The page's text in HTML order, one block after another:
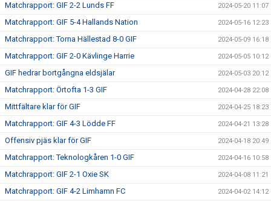
Matchrapport: GIF 2-2 Lunds FF 2024-05-20 11:07
Matchrapport: GIF 5-4 Hallands Nation 2024-05-16 12:23
Matchrapport: Torna Hällestad 8-0 GIF 2024-05-09 16:18
Matchrapport: GIF 2-0 Kävlinge Harrie 2024-05-05 10:12
GIF hedrar bortgångna eldsjälar 2024-05-03 20:12
Matchrapport: Örtofta 1-3 GIF 2024-04-28 22:08
Mittfältare klar för GIF 2024-04-25 18:23
Matchrapport: GIF 4-3 Lödde FF 2024-04-21 13:28
Offensiv pjäs klar för GIF 2024-04-18 20:49
Matchrapport: Teknologkåren 1-0 GIF 2024-04-16 10:58
Matchrapport: GIF 2-1 Oxie SK 2024-04-08 11:21
Matchrapport: GIF 4-2 Limhamn FC 2024-04-02 14:12